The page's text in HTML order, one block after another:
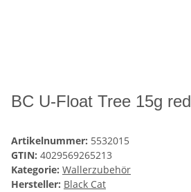
BC U-Float Tree 15g red
Artikelnummer: 5532015
GTIN: 4029569265213
Kategorie: Wallerzubehör
Hersteller: Black Cat